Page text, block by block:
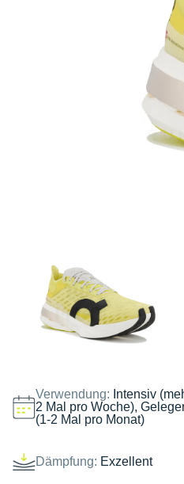
Verwendung: Intensiv
2 Mal pro Woche),
(1-2 Mal pro Monat)
Dämpfung: Exzellent